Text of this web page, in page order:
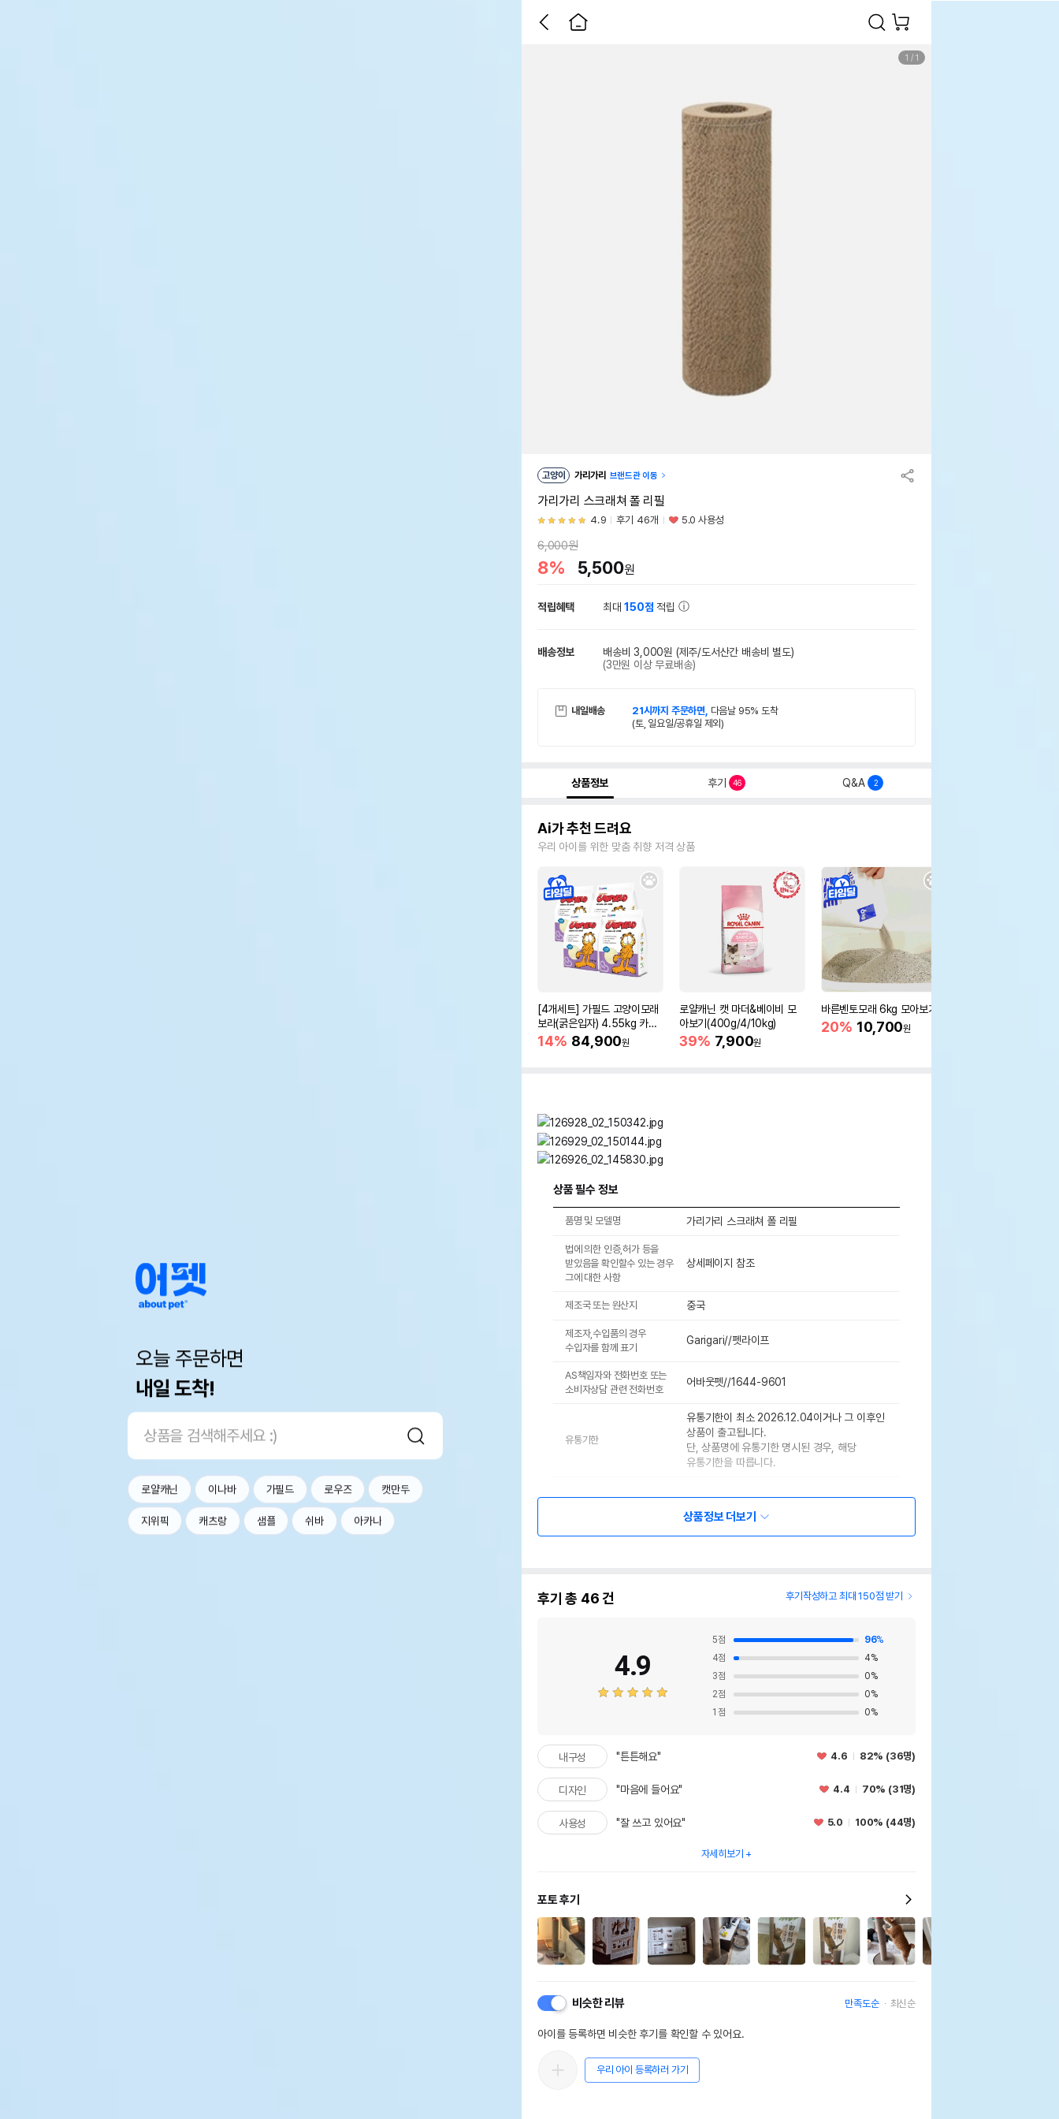
오늘 주문하면
내일 도착!
로얄캐닌 이나바 가필드 로우즈 캣만두
지위픽 캐츠랑 샘플 쉬바 아카나
1 / 1
고양이 가리가리 브랜드관 이동
가리가리 스크래쳐 폴 리필
4.9 후기 46개 5.0 사용성
6,000원
8% 5,500원
적립혜택 최대150점 적립
배송정보 배송비 3,000원 (제주/도서산간 배송비 별도)
(3만원 이상 무료배송)
내일배송 21시까지 주문하면, 다음날 95% 도착
(토, 일요일/공휴일 제외)
상품정보 후기 46 Q&A 2
Ai가 추천 드려요
우리 아이를 위한 맞춤 취향 저격 상품
[4개세트] 가필드 고양이모래
보라(굵은입자) 4.55kg 카사
바모래
14% 84,900원
로얄캐닌 캣 마더&베이비 모
아보기(400g/4/10kg)
39% 7,900원
바른벤토모래 6kg 모아보기
20% 10,700원
상품 필수 정보
품명 및 모델명 가리가리 스크래쳐 폴 리필
법에 의한 인증,허가 등을
받았음을 확인할수 있는 경우
그에 대한 사항
상세페이지 참조
제조국 또는 원산지 중국
제조자,수입품의 경우
수입자를 함께 표기
Garigari//펫라이프
AS책임자와 전화번호 또는
소비자상담 관련 전화번호
어바웃펫//1644-9601
유통기한
유통기한이 최소 2026.12.04이거나 그 이후인
상품이 출고됩니다.
단, 상품명에 유통기한 명시된 경우, 해당
유통기한을 따릅니다.
상품정보 더보기
후기 총 46건 후기작성하고 최대 150점 받기
4.9
5점 96%
4점 4%
3점 0%
2점 0%
1 점 0%
내구성 "튼튼해요" 4.6 82% (36명)
디자인 "마음에 들어요" 4.4 70% (31명)
사용성 "잘 쓰고 있어요" 5.0 100% (44명)
자세히보기
포토 후기
비슷한 리뷰 만족도순 최신순
아이를 등록하면 비슷한 후기를 확인할 수 있어요.
우리 아이 등록하러 가기